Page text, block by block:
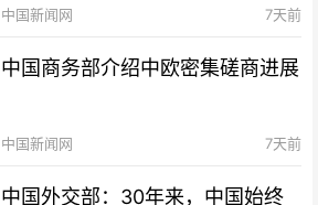
中国新闻网 7天前
中国商务部介绍中欧密集磋商进展
中国新闻网 7天前
中国外交部：30年来，中国始终